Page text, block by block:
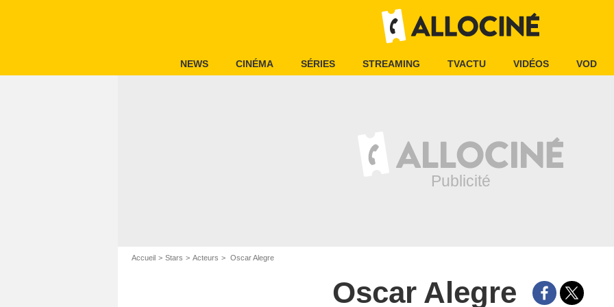
NEWS CINÉMA SÉRIES STREAMING TVACTU VIDÉOS VOD
Accueil Stars Acteurs Oscar Alegre
Oscar Alegre